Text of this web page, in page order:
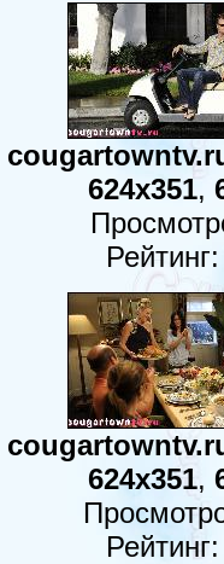
624x351,
Рейтинг:
624x351,
Рейтинг: